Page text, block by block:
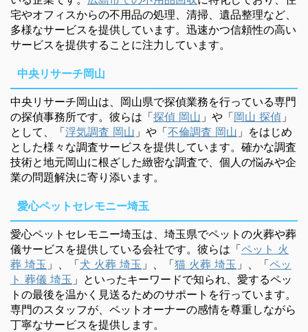
宅やオフィスからの不用品の処理、清掃、遺品整理など、
多様なサービスを提供しています。迅速かつ信頼性の高い
サービスを提供することに注力しています。
中央リサーチ岡山
中央リサーチ岡山は、岡山県で探偵業務を行っている専門
の探偵事務所です。彼らは「探偵 岡山 」や「岡山 探偵 」
として、「浮気調査 岡山 」や「不倫調査 岡山 」をはじめ
とした様々な調査サービスを提供しています。確かな調査
技術と地元岡山に根ざした緻密な調査で、個人の悩みや企
業の問題解決に寄り添います。
愛心ペットセレモニー埼玉
愛心ペットセレモニー埼玉は、埼玉県でペットの火葬や葬
儀サービスを提供している会社です。彼らは「ペット 火
葬 埼玉 」、「犬 火葬 埼玉 」、「猫 火葬 埼玉 」、「ペッ
ト 葬儀 埼玉 」といったキーワードで知られ、愛するペッ
トの最後を温かく見送るためのサポートを行っています。
専門のスタッフが、ペットオーナーの感情を尊重しながら
丁寧なサービスを提供します。